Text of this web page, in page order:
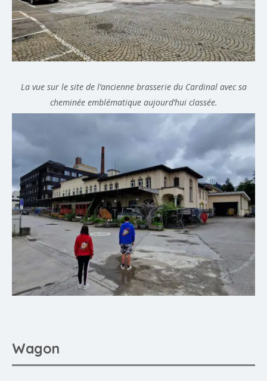
La vue sur le site de l’ancienne brasserie du Cardinal avec sa
cheminée emblématique aujourd’hui classée.
Wagon